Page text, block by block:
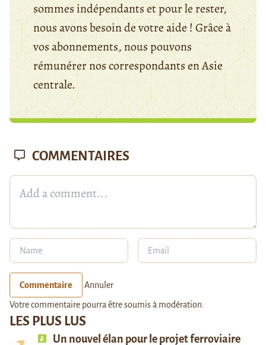
sommes indépendants et pour le rester,
nous avons besoin de votre aide ! Grâce à
vos abonnements, nous pouvons
rémunérer nos correspondants en Asie
centrale.
LES PLUS LUS
Un nouvel élan pour le projet ferroviaire
COMMENTAIRES
Commentaire Annuler
Votre commentaire pourra être soumis à modération.